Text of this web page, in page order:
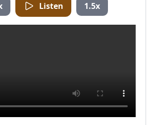
Listen 1.5x